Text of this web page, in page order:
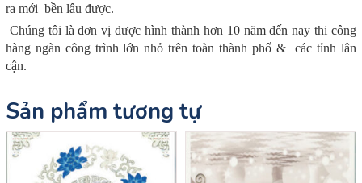
ra mới bền lâu được.
Chúng tôi là đơn vị được hình thành hơn 10 năm đến nay thi công
hàng ngàn công trình lớn nhỏ trên toàn thành phố & các tỉnh lân
cận.
Sản phẩm tương tự